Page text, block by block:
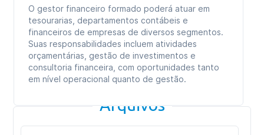
O gestor financeiro formado poderá atuar em
tesourarias, departamentos contábeis e
financeiros de empresas de diversos segmentos.
Suas responsabilidades incluem atividades
orçamentárias, gestão de investimentos e
consultoria financeira, com oportunidades tanto
em nível operacional quanto de gestão.
Arquivos